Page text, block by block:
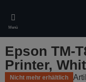
main
content
Menü
Epson TM-
Printer,
Nicht mehr erhältlich